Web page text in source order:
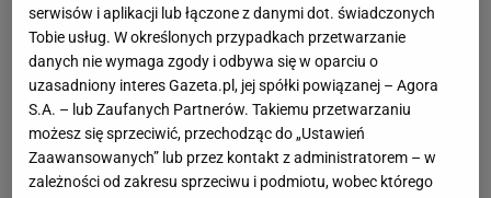
serwisów i aplikacji lub łączone z danymi dot. świadczonych
Tobie usług. W określonych przypadkach przetwarzanie
danych nie wymaga zgody i odbywa się w oparciu o
uzasadniony interes Gazeta.pl, jej spółki powiązanej – Agora
S.A. – lub Zaufanych Partnerów. Takiemu przetwarzaniu
możesz się sprzeciwić, przechodząc do „Ustawień
Zaawansowanych” lub przez kontakt z administratorem – w
zależności od zakresu sprzeciwu i podmiotu, wobec którego